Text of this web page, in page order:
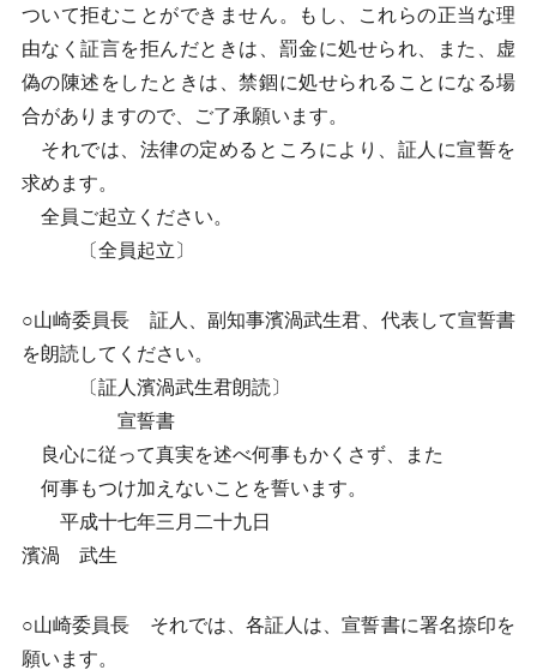
ついて拒むことができません。もし、これらの正当な理
由なく証言を拒んだときは、罰金に処せられ、また、虚
偽の陳述をしたときは、禁錮に処せられることになる場
合がありますので、ご了承願います。
それでは、法律の定めるところにより、証人に宣誓を
求めます。
全員ご起立ください。
〔全員起立〕
○山崎委員長 証人、副知事濱渦武生君、代表して宣誓書
を朗読してください。
〔証人濱渦武生君朗読〕
宣誓書
良心に従って真実を述べ何事もかくさず、また
何事もつけ加えないことを誓います。
平成十七年三月二十九日
濱渦 武生
○山崎委員長 それでは、各証人は、宣誓書に署名捺印を
願います。